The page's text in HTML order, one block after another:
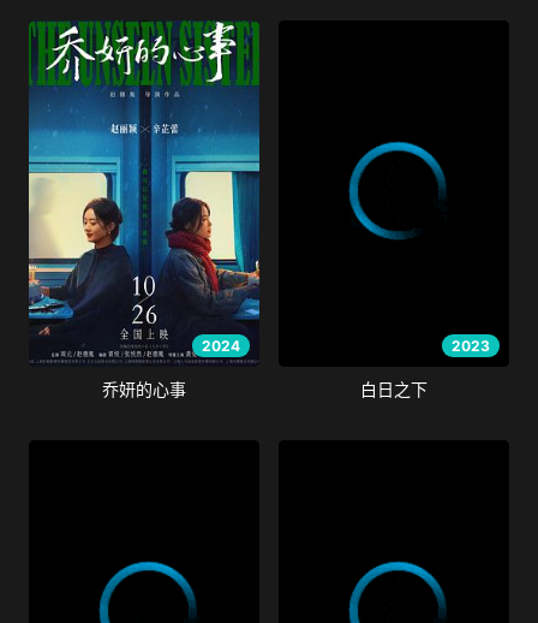
2024
乔妍的心事
2023
白日之下